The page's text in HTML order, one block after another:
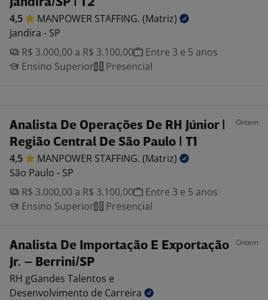
Jandira/SP | T2
4,5 MANPOWER STAFFING. (Matriz)
Jandira - SP
R$ 3.000,00 a R$ 3.100,00
Entre 3 e 5 anos
Ensino Superior
Presencial
Analista De Operações De RH Júnior |
Região Central De São Paulo | T1
Ontem
4,5 MANPOWER STAFFING. (Matriz)
São Paulo - SP
R$ 3.000,00 a R$ 3.100,00
Entre 3 e 5 anos
Ensino Superior
Presencial
Analista De Importação E Exportação
Jr. – Berrini/SP
Ontem
RH gGandes Talentos e
Desenvolvimento de Carreira